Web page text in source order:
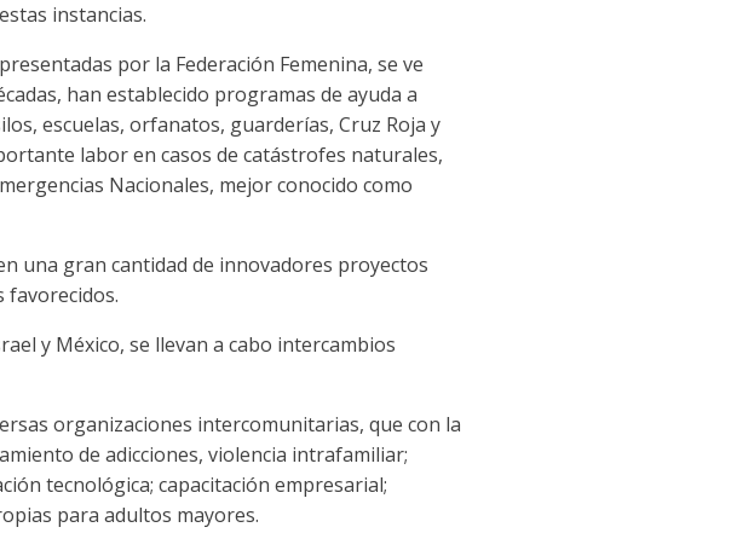
instancias.
por la Federación Femenina, se ve
han establecido programas de ayuda a
escuelas, orfanatos, guarderías, Cruz Roja y
labor en casos de catástrofes naturales,
Nacionales, mejor conocido como
una gran cantidad de innovadores proyectos
favorecidos.
y México, se llevan a cabo intercambios
organizaciones intercomunitarias, que con la
de adicciones, violencia intrafamiliar;
tecnológica; capacitación empresarial;
para adultos mayores.